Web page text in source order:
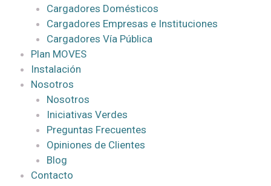
Cargadores Domésticos
Cargadores Empresas e Instituciones
Cargadores Vía Pública
Plan MOVES
Instalación
Nosotros
Nosotros
Iniciativas Verdes
Preguntas Frecuentes
Opiniones de Clientes
Blog
Contacto